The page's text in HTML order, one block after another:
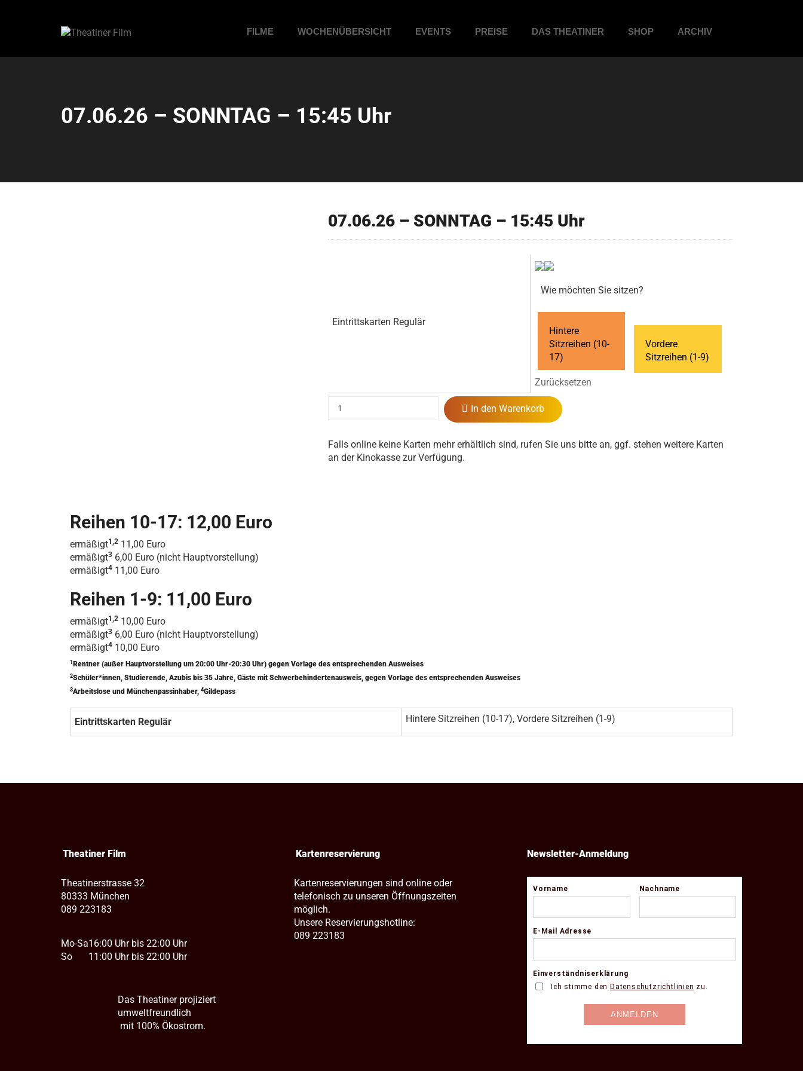
FILME WOCHENÜBERSICHT EVENTS PREISE DAS THEATINER SHOP ARCHIV
07.06.26 – SONNTAG – 15:45 Uhr
07.06.26 – SONNTAG – 15:45 Uhr
Eintrittskarten Regulär
Wie möchten Sie sitzen?
Hintere
Sitzreihen (10-
17)
Vordere
Sitzreihen (1-9)
Zurücksetzen
In den Warenkorb
Falls online keine Karten mehr erhältlich sind, rufen Sie uns bitte an, ggf. stehen weitere Karten
an der Kinokasse zur Verfügung.
Reihen 10-17: 12,00 Euro
ermäßigt1,2 11,00 Euro
ermäßigt3 6,00 Euro (nicht Hauptvorstellung)
ermäßigt4 11,00 Euro
Reihen 1-9: 11,00 Euro
ermäßigt1,2 10,00 Euro
ermäßigt3 6,00 Euro (nicht Hauptvorstellung)
ermäßigt4 10,00 Euro
1 Rentner (außer Hauptvorstellung um 20:00 Uhr-20:30 Uhr) gegen Vorlage des entsprechenden Ausweises
2Schüler*innen, Studierende, Azubis bis 35 Jahre, Gäste mit Schwerbehindertenausweis, gegen Vorlage des entsprechenden Ausweises
3Arbeitslose und Münchenpassinhaber, 4Gildepass
Eintrittskarten Regulär Hintere Sitzreihen (10-17), Vordere Sitzreihen (1-9)
Theatiner Film
Theatinerstrasse 32
80333 München
089 223183
Mo-Sa
So
16:00 Uhr bis 22:00 Uhr
11:00 Uhr bis 22:00 Uhr
Das Theatiner projiziert
umweltfreundlich
mit 100% Ökostrom.
Kartenreservierung
Kartenreservierungen sind online oder
telefonisch zu unseren Öffnungszeiten
möglich.
Unsere Reservierungshotline:
089 223183
Newsletter-Anmeldung